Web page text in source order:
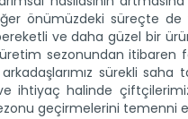
önümüzdeki süreçte
ve daha güzel bir
sezonundan
sürekli
ihtiyaç halinde
geçirmelerini temenni